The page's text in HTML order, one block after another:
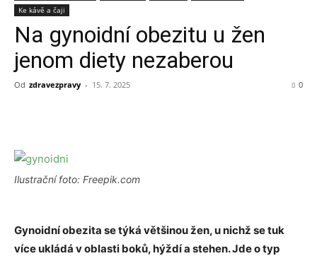
Ke kávě a čaji
Na gynoidní obezitu u žen
jenom diety nezaberou
Od zdravezpravy - 15. 7. 2025 0
Ilustrační foto: Freepik.com
Gynoidní obezita se týká většinou žen, u nichž se tuk
více ukládá v oblasti boků, hýždí a stehen. Jde o typ